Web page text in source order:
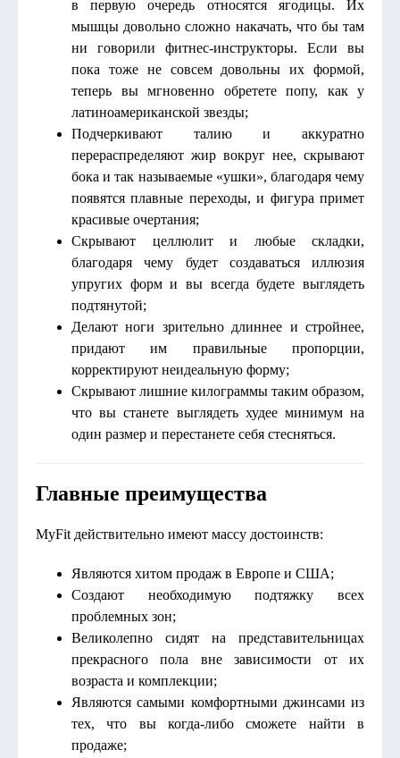
в первую очередь относятся ягодицы. Их
мышцы довольно сложно накачать, что бы там
ни говорили фитнес-инструкторы. Если вы
пока тоже не совсем довольны их формой,
теперь вы мгновенно обретете попу, как у
латиноамериканской звезды;
Подчеркивают талию и аккуратно
перераспределяют жир вокруг нее, скрывают
бока и так называемые «ушки», благодаря чему
появятся плавные переходы, и фигура примет
красивые очертания;
Скрывают целлюлит и любые складки,
благодаря чему будет создаваться иллюзия
упругих форм и вы всегда будете выглядеть
подтянутой;
Делают ноги зрительно длиннее и стройнее,
придают им правильные пропорции,
корректируют неидеальную форму;
Скрывают лишние килограммы таким образом,
что вы станете выглядеть худее минимум на
один размер и перестанете себя стесняться.
Главные преимущества
MyFit действительно имеют массу достоинств:
Являются хитом продаж в Европе и США;
Создают необходимую подтяжку всех
проблемных зон;
Великолепно сидят на представительницах
прекрасного пола вне зависимости от их
возраста и комплекции;
Являются самыми комфортными джинсами из
тех, что вы когда-либо сможете найти в
продаже;